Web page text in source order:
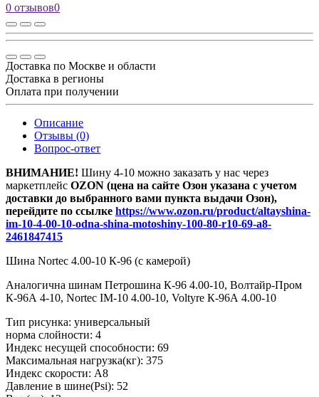
0 отзывов0
Доставка по Москве и области
Доставка в регионы
Оплата при получении
Описание
Отзывы (0)
Вопрос-ответ
ВНИМАНИЕ! Шину 4-10 можно заказать у нас через
маркетплейс OZON (цена на сайте Озон указана с учетом
доставки до выбранного вами пункта выдачи Озон),
перейдите по ссылке https://www.ozon.ru/product/altayshina-
im-10-4-00-10-odna-shina-motoshiny-100-80-r10-69-a8-
2461847415
Шина Nortec 4.00-10 К-96 (с камерой)
Аналогична шинам Петрошина К-96 4.00-10, Волтайр-Пром
К-96А 4-10, Nortec IM-10 4.00-10, Voltyre К-96А 4.00-10
Тип рисунка: универсальный
норма слойности: 4
Индекс несущей способности: 69
Максимальная нагрузка(кг): 375
Индекс скорости: A8
Давление в шине(Psi): 52